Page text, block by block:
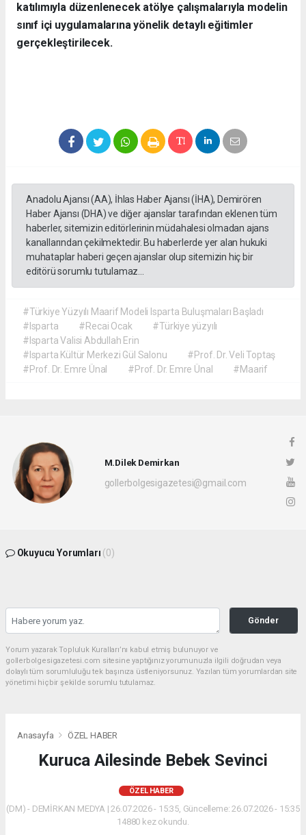
katılımıyla düzenlenecek atölye çalışmalarıyla modelin
sınıf içi uygulamalarına yönelik detaylı eğitimler
gerçekleştirilecek.
Anadolu Ajansı (AA), İhlas Haber Ajansı (İHA), Demirören
Haber Ajansı (DHA) ve diğer ajanslar tarafından eklenen tüm
haberler, sitemizin editörlerinin müdahalesi olmadan ajans
kanallarından çekilmektedir. Bu haberlerde yer alan hukuki
muhataplar haberi geçen ajanslar olup sitemizin hiç bir
editörü sorumlu tutulamaz...
#Türkiye Yüzyılı Maarif Modeli Isparta Buluşmaları Başladı
#Isparta
#Recai Ocak
#Türkiye yüzyılı
#Isparta Valisi Abdullah Erin
#Isparta Kültür Merkezi Gül Salonu
#Prof. Dr. Veli Toptaş
#Prof. Dr. Emre Ünal
#Prof. Dr. Emre Ünal #Maarif
M.Dilek Demirkan
gollerbolgesigazetesi@gmail.com
Okuyucu Yorumları (0)
Gönder
Yorum yazarak Topluluk Kuralları’nı kabul etmiş bulunuyor ve
gollerbolgesigazetesi.com sitesine yaptığınız yorumunuzla ilgili doğrudan veya
dolaylı tüm sorumluluğu tek başınıza üstleniyorsunuz. Yazılan tüm yorumlardan site
yönetimi hiçbir şekilde sorumlu tutulamaz.
Anasayfa ÖZEL HABER
Kuruca Ailesinde Bebek Sevinci
ÖZEL HABER
(DM) - DEMİRKAN MEDYA | 26.07.2026 - 15:35, Güncelleme: 26.07.2026 - 15:35
14880 kez okundu.